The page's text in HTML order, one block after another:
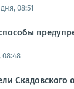
08:51
08:48
Скадовского